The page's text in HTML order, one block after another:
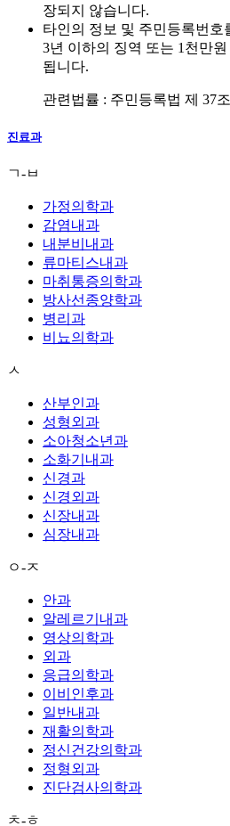
장되지 않습니다.
타인의 정보 및 주민등록번호
3년 이하의 징역 또는 1천만
됩니다.
관련법률 : 주민등록법 제 37
진료과
ㄱ-ㅂ
가정의학과
감염내과
내분비내과
류마티스내과
마취통증의학과
방사선종양학과
병리과
비뇨의학과
ㅅ
산부인과
성형외과
소아청소년과
소화기내과
신경과
신경외과
신장내과
심장내과
ㅇ-ㅈ
안과
알레르기내과
영상의학과
외과
응급의학과
이비인후과
일반내과
재활의학과
정신건강의학과
정형외과
진단검사의학과
ㅊ-ㅎ